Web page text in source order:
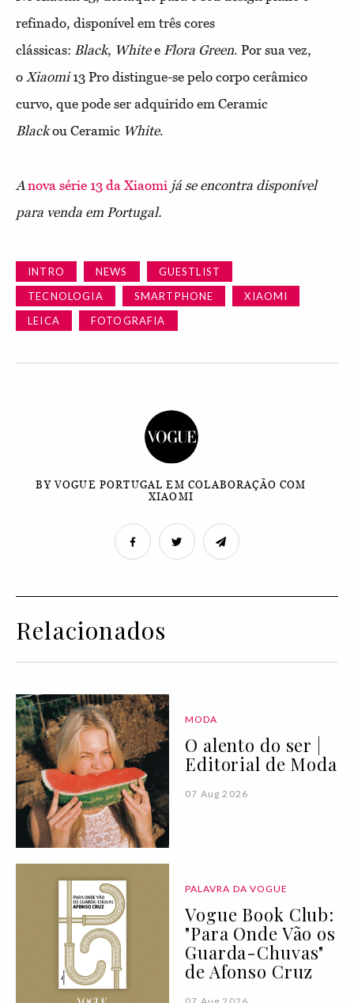
refinado, disponível em três cores
clássicas: Black, Whitee Flora Green. Por sua vez,
o Xiaomi13 Pro distingue-se pelo corpo cerâmico
curvo, que pode ser adquirido em Ceramic
Blackou Ceramic White.
A nova série 13 da Xiaomi já se encontra disponível
para venda em Portugal.
INTRO NEWS
GUESTLIST
TECNOLOGIA
SMARTPHONE
XIAOMI
LEICA
FOTOGRAFIA
BY VOGUE PORTUGAL EM COLABORAÇÃO COM
XIAOMI
Relacionados
MODA
O alento do ser |
Editorial de Moda
07 Aug 2026
PALAVRA DA VOGUE
Vogue Book Club:
"Para Onde Vão os
Guarda-Chuvas"
de Afonso Cruz